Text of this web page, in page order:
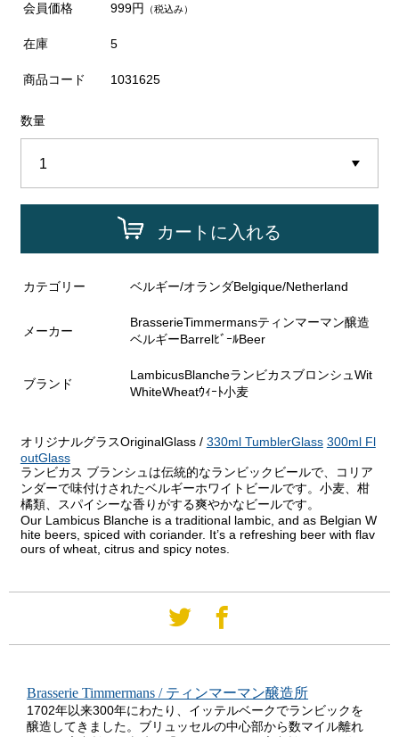
会員価格 999円 （税込み）
在庫 5
商品コード 1031625
数量
カートに入れる
カテゴリー ベルギー/オランダBelgique/Netherland
メーカー
BrasserieTimmermansティンマーマン醸造
ベルギーBarrelﾋﾞｰﾙBeer
ブランド
LambicusBlancheランビカスブロンシュWit
WhiteWheatｳｨｰﾄ小麦
オリジナルグラスOriginalGlass / 330ml TumblerGlass 300ml Fl
outGlass
ランビカス ブランシュは伝統的なランビックビールで、コリア
ンダーで味付けされたベルギーホワイトビールです。小麦、柑
橘類、スパイシーな香りがする爽やかなビールです。
Our Lambicus Blanche is a traditional lambic, and as Belgian W
hite beers, spiced with coriander. It’s a refreshing beer with flav
ours of wheat, citrus and spicy notes.
Brasserie Timmermans / ティンマーマン醸造所
1702年以来300年にわたり、イッテルベークでランビックを
醸造してきました。ブリュッセルの中心部から数マイル離れ